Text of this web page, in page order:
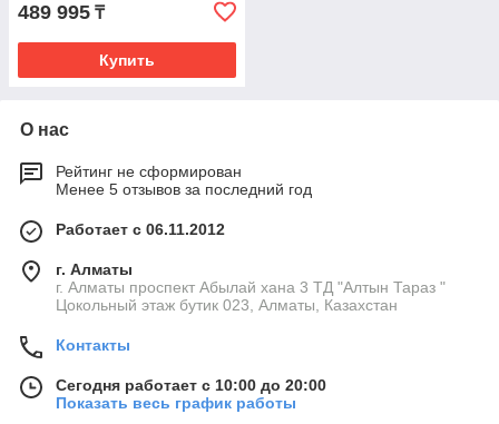
489 995 ₸
Купить
О нас
Рейтинг не сформирован
Менее 5 отзывов за последний год
Работает с 06.11.2012
г. Алматы
г. Алматы проспект Абылай хана 3 ТД "Алтын Тараз "
Цокольный этаж бутик 023, Алматы, Казахстан
Контакты
Сегодня работает с 10:00 до 20:00
Показать весь график работы